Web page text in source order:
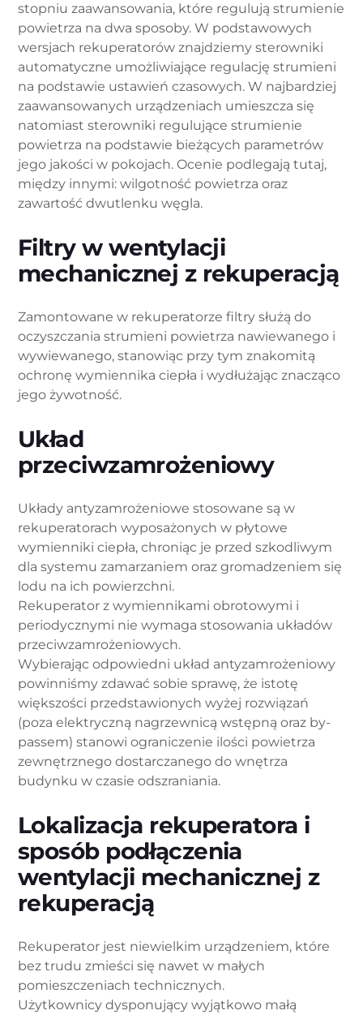
stopniu zaawansowania, które regulują strumienie
powietrza na dwa sposoby. W podstawowych
wersjach rekuperatorów znajdziemy sterowniki
automatyczne umożliwiające regulację strumieni
na podstawie ustawień czasowych. W najbardziej
zaawansowanych urządzeniach umieszcza się
natomiast sterowniki regulujące strumienie
powietrza na podstawie bieżących parametrów
jego jakości w pokojach. Ocenie podlegają tutaj,
między innymi: wilgotność powietrza oraz
zawartość dwutlenku węgla.
Filtry w wentylacji
mechanicznej z rekuperacją
Zamontowane w rekuperatorze filtry służą do
oczyszczania strumieni powietrza nawiewanego i
wywiewanego, stanowiąc przy tym znakomitą
ochronę wymiennika ciepła i wydłużając znacząco
jego żywotność.
Układ
przeciwzamrożeniowy
Układy antyzamrożeniowe stosowane są w
rekuperatorach wyposażonych w płytowe
wymienniki ciepła, chroniąc je przed szkodliwym
dla systemu zamarzaniem oraz gromadzeniem się
lodu na ich powierzchni.
Rekuperator z wymiennikami obrotowymi i
periodycznymi nie wymaga stosowania układów
przeciwzamrożeniowych.
Wybierając odpowiedni układ antyzamrożeniowy
powinniśmy zdawać sobie sprawę, że istotę
większości przedstawionych wyżej rozwiązań
(poza elektryczną nagrzewnicą wstępną oraz by-
passem) stanowi ograniczenie ilości powietrza
zewnętrznego dostarczanego do wnętrza
budynku w czasie odszraniania.
Lokalizacja rekuperatora i
sposób podłączenia
wentylacji mechanicznej z
rekuperacją
Rekuperator jest niewielkim urządzeniem, które
bez trudu zmieści się nawet w małych
pomieszczeniach technicznych.
Użytkownicy dysponujący wyjątkowo małą